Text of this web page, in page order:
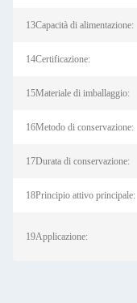
13Capacità di alimentazione:
14Certificazione:
15Materiale di imballaggio:
16Metodo di conservazione:
17Durata di conservazione:
18Principio attivo principale:
19Applicazione: